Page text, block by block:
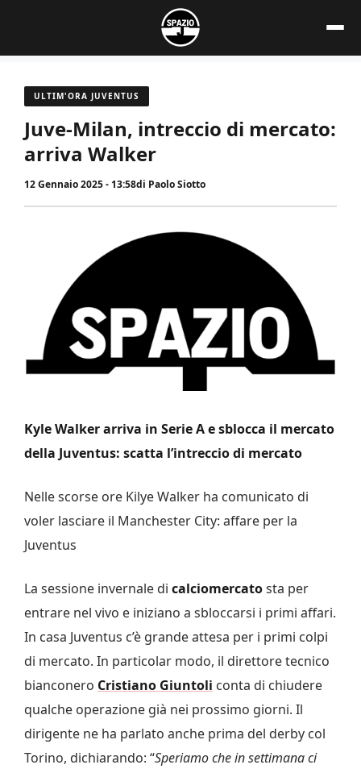
contenuto
ULTIM'ORA JUVENTUS
Juve-Milan, intreccio di mercato:
arriva Walker
12 Gennaio 2025 - 13:58di Paolo Siotto
Kyle Walker arriva in Serie A e sblocca il mercato
della Juventus: scatta l’intreccio di mercato
Nelle scorse ore Kilye Walker ha comunicato di
voler lasciare il Manchester City: affare per la
Juventus
La sessione invernale di calciomercatosta per
entrare nel vivo e iniziano a sbloccarsi i primi affari.
In casa Juventus c’è grande attesa per i primi colpi
di mercato. In particolar modo, il direttore tecnico
bianconero Cristiano Giuntoli conta di chiudere
qualche operazione già nei prossimo giorni. Il
dirigente ne ha parlato anche prima del derby col
Torino, dichiarando: “Speriamo che in settimana ci